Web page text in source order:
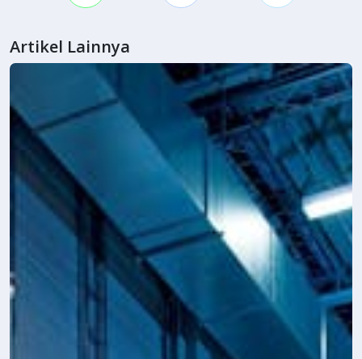
Artikel Lainnya